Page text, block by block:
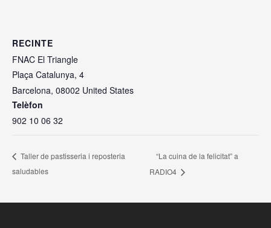
RECINTE
FNAC El Triangle
Plaça Catalunya, 4
Barcelona, 08002 United States
Telèfon
902 10 06 32
Taller de pastisseria i reposteria
saludables
“La cuina de la felicitat” a
RADIO4